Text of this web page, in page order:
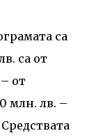
са
са от
от
млн. лв. –